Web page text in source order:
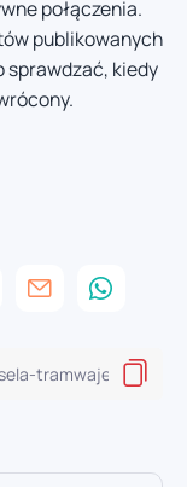
połączenia.
publikowanych
sprawdzać, kiedy